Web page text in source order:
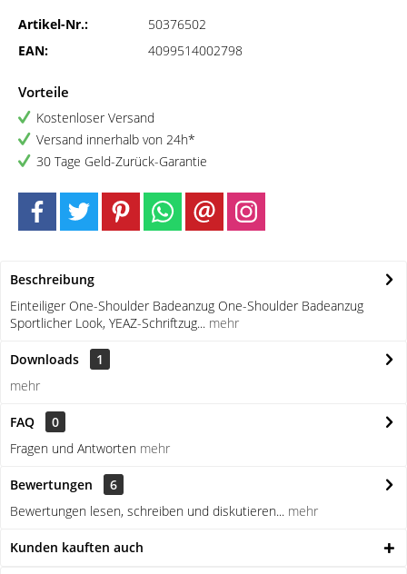
Artikel-Nr.:
50376502
EAN:
4099514002798
Vorteile
Kostenloser Versand
Versand innerhalb von 24h*
30 Tage Geld-Zurück-Garantie
Beschreibung
Einteiliger One-Shoulder Badeanzug One-Shoulder Badeanzug
Sportlicher Look, YEAZ-Schriftzug... mehr
Downloads
1
mehr
FAQ
0
Fragen und Antworten mehr
Bewertungen
6
Bewertungen lesen, schreiben und diskutieren... mehr
Kunden kauften auch